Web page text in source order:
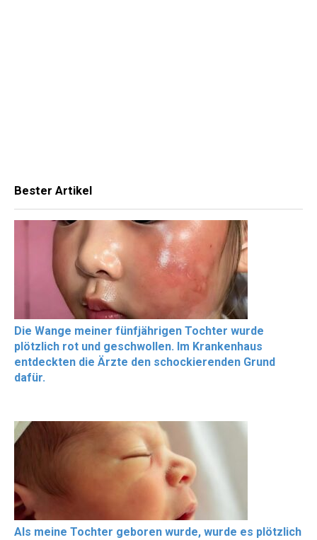
Bester Artikel
Die Wange meiner fünfjährigen Tochter wurde
plötzlich rot und geschwollen. Im Krankenhaus
entdeckten die Ärzte den schockierenden Grund
dafür.
Als meine Tochter geboren wurde, wurde es plötzlich